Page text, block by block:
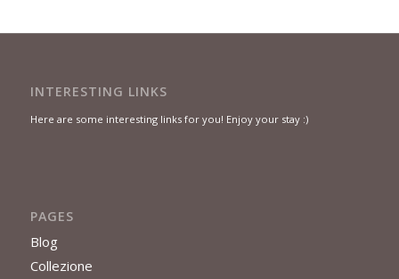
INTERESTING LINKS
Here are some interesting links for you! Enjoy your stay :)
PAGES
Blog
Collezione